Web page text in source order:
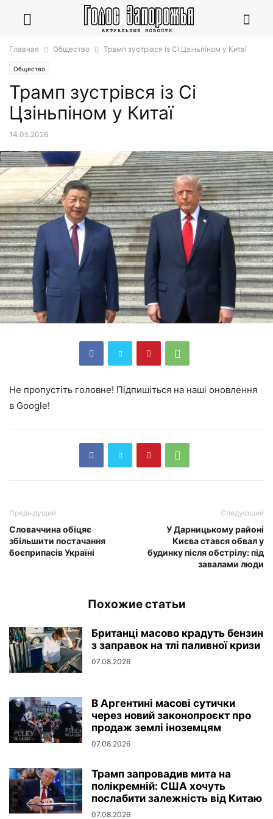
Главная Общество Трамп зустрівся із Сі Цзіньпіном у Китаї
Общество
Трамп зустрівся із Сі
Цзіньпіном у Китаї
14.05.2026
Не пропустіть головне! Підпишіться на наші оновлення
в Google!
Предыдущий
Словаччина обіцяє
збільшити постачання
боєприпасів Україні
Следующий
У Дарницькому районі
Києва стався обвал у
будинку після обстрілу: під
завалами люди
Похожие статьи
Британці масово крадуть бензин
з заправок на тлі паливної кризи
07.08.2026
В Аргентині масові сутички
через новий законопроєкт про
продаж землі іноземцям
07.08.2026
Трамп запровадив мита на
полікремній: США хочуть
послабити залежність від Китаю
07.08.2026